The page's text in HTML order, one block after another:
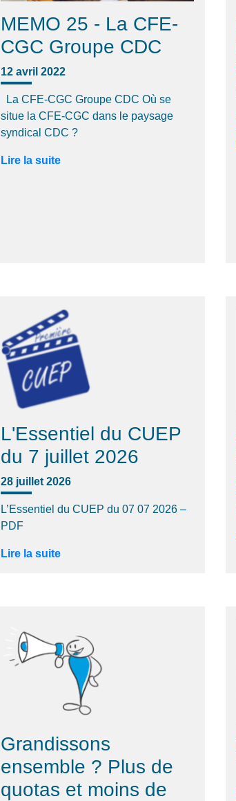
MEMO 25 - La CFE-
CGC Groupe CDC
12 avril 2022
La CFE-CGC Groupe CDC Où se
situe la CFE-CGC dans le paysage
syndical CDC ?
Lire la suite
L'Essentiel du CUEP
du 7 juillet 2026
28 juillet 2026
L’Essentiel du CUEP du 07 07 2026 –
PDF
Lire la suite
Grandissons
ensemble ? Plus de
quotas et moins de